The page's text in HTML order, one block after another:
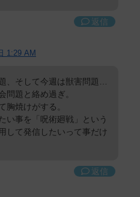
返信
1:29 AM
、そして今週は獣害問題…
問題と絡め過ぎ。
胸焼けがする。
い事を「呪術廻戦」という
して発信したいって事だけ
返信